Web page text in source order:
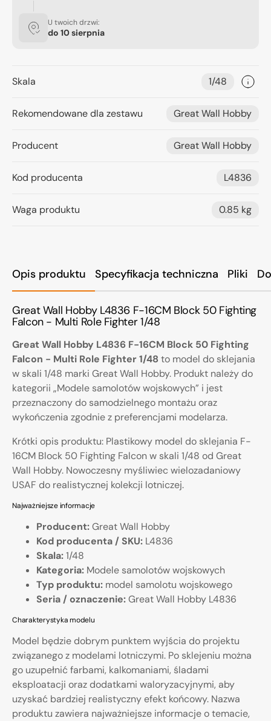
Opis produktu Specyfikacja techniczna Pliki
Great Wall Hobby L4836 F-16CM Block 50 Fighting
Falcon - Multi Role Fighter 1/48
Great Wall Hobby L4836 F-16CM Block 50 Fighting
Falcon - Multi Role Fighter 1/48 to model do sklejania
w skali 1/48 marki Great Wall Hobby. Produkt należy do
kategorii „Modele samolotów wojskowych” i jest
przeznaczony do samodzielnego montażu oraz
wykończenia zgodnie z preferencjami modelarza.
Krótki opis produktu: Plastikowy model do sklejania F-
16CM Block 50 Fighting Falcon w skali 1/48 od Great
Wall Hobby. Nowoczesny myśliwiec wielozadaniowy
USAF do realistycznej kolekcji lotniczej.
Najważniejsze informacje
Producent:Great Wall Hobby
Kod producenta / SKU: L4836
Skala:1/48
Kategoria: Modele samolotów wojskowych
Typ produktu: model samolotu wojskowego
Seria / oznaczenie:Great Wall Hobby L4836
Charakterystyka modelu
Model będzie dobrym punktem wyjścia do projektu
związanego z modelami lotniczymi. Po sklejeniu można
go uzupełnić farbami, kalkomaniami, śladami
eksploatacji oraz dodatkami waloryzacyjnymi, aby
uzyskać bardziej realistyczny efekt końcowy. Nazwa
produktu zawiera najważniejsze informacje o temacie,
U twoich drzwi:
do 10 sierpnia
Skala 1/48
Rekomendowane dla zestawu Great Wall Hobby
Producent Great Wall Hobby
Kod producenta L4836
Waga produktu 0.85 kg